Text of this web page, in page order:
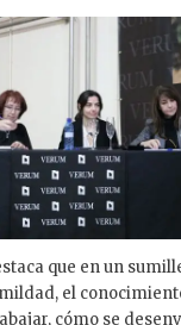
que en un
el
cómo se